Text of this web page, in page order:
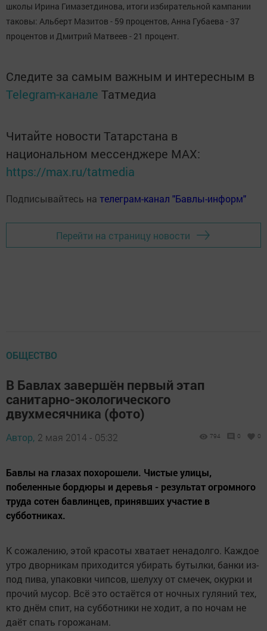
школы Ирина Гимазетдинова, итоги избирательной кампании
таковы: Альберт Мазитов - 59 процентов, Анна Губаева - 37
процентов и Дмитрий Матвеев - 21 процент.
Следите за самым важным и интересным в
Telegram-канале Татмедиа
Читайте новости Татарстана в
национальном мессенджере MАХ:
https://max.ru/tatmedia
Подписывайтесь на телеграм-канал "Бавлы-информ"
Перейти на страницу новости
ОБЩЕСТВО
В Бавлах завершён первый этап
санитарно-экологического
двухмесячника (фото)
Автор, 2 мая 2014 - 05:32 794 0 0
Бавлы на глазах похорошели. Чистые улицы,
побеленные бордюры и деревья - результат огромного
труда сотен бавлинцев, принявших участие в
субботниках.
К сожалению, этой красоты хватает ненадолго. Каждое
утро дворникам приходится убирать бутылки, банки из-
под пива, упаковки чипсов, шелуху от смечек, окурки и
прочий мусор. Всё это остаётся от ночных гуляний тех,
кто днём спит, на субботники не ходит, а по ночам не
даёт спать горожанам.